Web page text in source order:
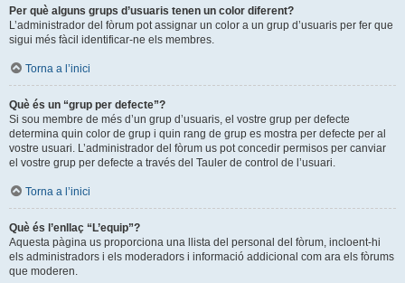
Per què alguns grups d’usuaris tenen un color diferent?
L’administrador del fòrum pot assignar un color a un grup d’usuaris per fer que
sigui més fàcil identificar-ne els membres.
Torna a l’inici
Què és un “grup per defecte”?
Si sou membre de més d’un grup d’usuaris, el vostre grup per defecte
determina quin color de grup i quin rang de grup es mostra per defecte per al
vostre usuari. L’administrador del fòrum us pot concedir permisos per canviar
el vostre grup per defecte a través del Tauler de control de l’usuari.
Torna a l’inici
Què és l’enllaç “L’equip”?
Aquesta pàgina us proporciona una llista del personal del fòrum, incloent-hi
els administradors i els moderadors i informació addicional com ara els fòrums
que moderen.